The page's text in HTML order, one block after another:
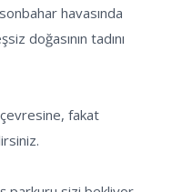
doğasının tadını